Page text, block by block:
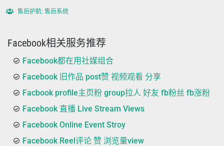
售后护航: 售后系统
Facebook相关服务推荐
Facebook都在用社媒组合
Facebook 旧作品 post赞 视频观看 分享
Facbook profile主页粉 group拉人 好友 fb粉丝 fb涨粉
Facebook 直播 Live Stream Views
Facebook Online Event Stroy
Facebook Reel评论 赞 浏览量view